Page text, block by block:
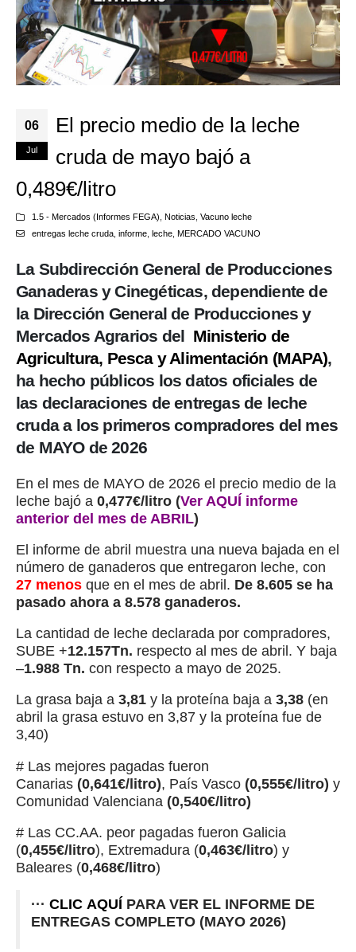
06
Jul
El precio medio de la leche
cruda de mayo bajó a
0,489€/litro
1.5 - Mercados (Informes FEGA) Noticias Vacuno leche
entregas leche cruda, informe, leche, MERCADO VACUNO
La Subdirección General de Producciones
Ganaderas y Cinegéticas, dependiente de
la Dirección General de Producciones y
Mercados Agrarios del Ministerio de
Agricultura, Pesca y Alimentación (MAPA),
ha hecho públicos los datos oficiales de
las declaraciones de entregas de leche
cruda a los primeros compradores del mes
de MAYO de 2026
En el mes de MAYO de 2026 el precio medio de la
leche bajó a 0,477€/litro (Ver AQUÍ informe
anterior del mes de ABRIL)
El informe de abril muestra una nueva bajada en el
número de ganaderos que entregaron leche, con
27 menos que en el mes de abril. De 8.605 se ha
pasado ahora a 8.578 ganaderos.
La cantidad de leche declarada por compradores,
SUBE +12.157Tn. respecto al mes de abril. Y baja
–1.988 Tn. con respecto a mayo de 2025.
La grasa baja a 3,81 y la proteína baja a 3,38 (en
abril la grasa estuvo en 3,87 y la proteína fue de
3,40)
# Las mejores pagadas fueron
Canarias (0,641€/litro), País Vasco (0,555€/litro) y
Comunidad Valenciana (0,540€/litro)
# Las CC.AA. peor pagadas fueron Galicia
(0,455€/litro), Extremadura (0,463€/litro) y
Baleares (0,468€/litro)
··· CLIC AQUÍ PARA VER EL INFORME DE
ENTREGAS COMPLETO (MAYO 2026)